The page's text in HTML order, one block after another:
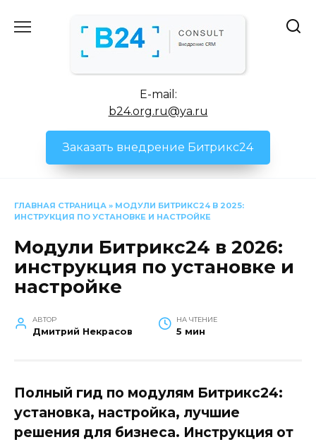
E-mail:
b24.org.ru@ya.ru
Заказать внедрение Битрикс24
ГЛАВНАЯ СТРАНИЦА » МОДУЛИ БИТРИКС24 В 2025:
ИНСТРУКЦИЯ ПО УСТАНОВКЕ И НАСТРОЙКЕ
Модули Битрикс24 в 2026:
инструкция по установке и
настройке
АВТОР
Дмитрий Некрасов
НА ЧТЕНИЕ
5 мин
Полный гид по модулям Битрикс24:
установка, настройка, лучшие
решения для бизнеса. Инструкция от